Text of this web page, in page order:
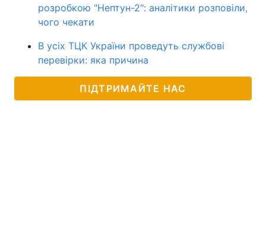
розробкою "Нептун-2": аналітики розповіли,
чого чекати
В усіх ТЦК України проведуть службові
перевірки: яка причина
ПІДТРИМАЙТЕ НАС